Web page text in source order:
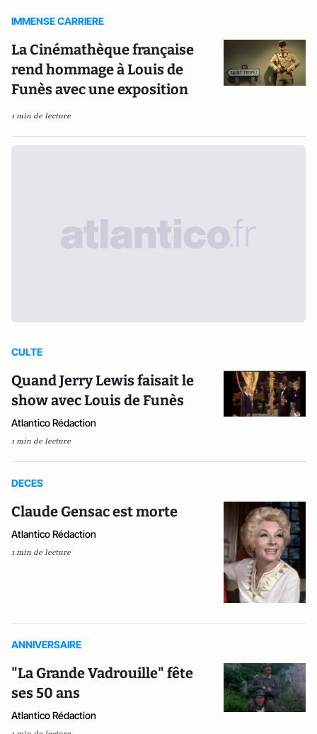
IMMENSE CARRIERE
La Cinémathèque française
rend hommage à Louis de
Funès avec une exposition
1 min de lecture
CULTE
Quand Jerry Lewis faisait le
show avec Louis de Funès
Atlantico Rédaction
1 min de lecture
DECES
Claude Gensac est morte
Atlantico Rédaction
1 min de lecture
ANNIVERSAIRE
"La Grande Vadrouille" fête
ses 50 ans
Atlantico Rédaction